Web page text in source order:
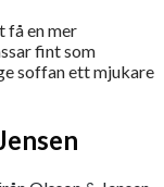
få en mer
fint som
soffan ett mjukare